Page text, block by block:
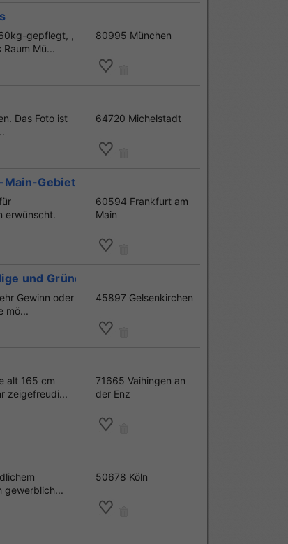
gepflegt, ,
Mü...
80995 München
Das Foto ist
64720 Michelstadt
Gebiet gesucht, 18-36 Jahre
erwünscht.
60594 Frankfurt am
Main
und Gründer
Gewinn oder
mö...
45897 Gelsenkirchen
alt 165 cm
zeigefreudi...
71665 Vaihingen an
der Enz
gewerblich...
50678 Köln